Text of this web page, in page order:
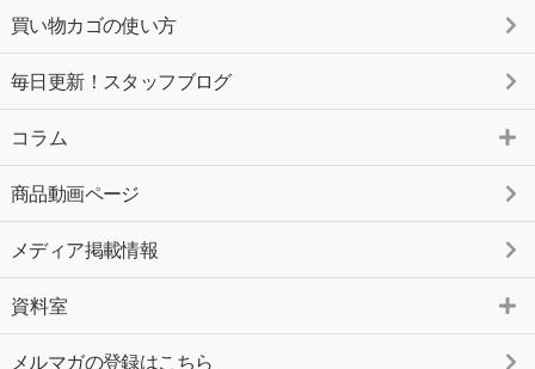
買い物カゴの使い方
毎日更新！スタッフブログ
コラム
商品動画ページ
メディア掲載情報
資料室
メルマガの登録はこちら